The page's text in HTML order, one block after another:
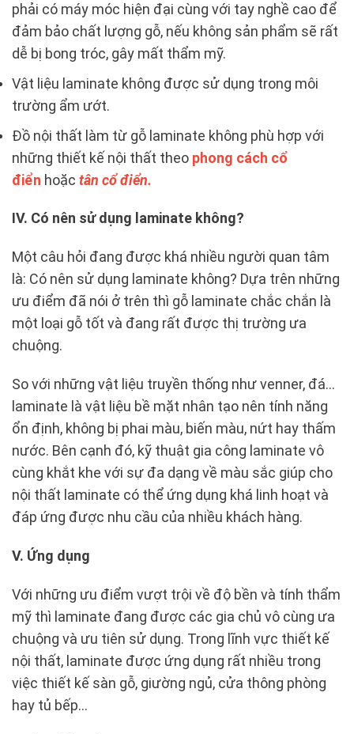
phải có máy móc hiện đại cùng với tay nghề cao để
đảm bảo chất lượng gỗ, nếu không sản phẩm sẽ rất
dễ bị bong tróc, gây mất thẩm mỹ.
Vật liệu laminate không được sử dụng trong môi
trường ẩm ướt.
Đồ nội thất làm từ gỗ laminate không phù hợp với
những thiết kế nội thất theo phong cách cổ
điển hoặc tân cổ điển.
IV. Có nên sử dụng laminate không?
Một câu hỏi đang được khá nhiều người quan tâm
là: Có nên sử dụng laminate không? Dựa trên những
ưu điểm đã nói ở trên thì gỗ laminate chắc chắn là
một loại gỗ tốt và đang rất được thị trường ưa
chuộng.
So với những vật liệu truyền thống như venner, đá…
laminate là vật liệu bề mặt nhân tạo nên tính năng
ổn định, không bị phai màu, biến màu, nứt hay thấm
nước. Bên cạnh đó, kỹ thuật gia công laminate vô
cùng khắt khe với sự đa dạng về màu sắc giúp cho
nội thất laminate có thể ứng dụng khá linh hoạt và
đáp ứng được nhu cầu của nhiều khách hàng.
V. Ứng dụng
Với những ưu điểm vượt trội về độ bền và tính thẩm
mỹ thì laminate đang được các gia chủ vô cùng ưa
chuộng và ưu tiên sử dụng. Trong lĩnh vực thiết kế
nội thất, laminate được ứng dụng rất nhiều trong
việc thiết kế sàn gỗ, giường ngủ, cửa thông phòng
hay tủ bếp…